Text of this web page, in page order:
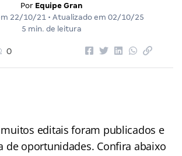
Por Equipe Gran
22/10/21 • Atualizado em 02/10/25
5 min. de leitura
0
editais foram publicados e
de oportunidades. Confira abaixo